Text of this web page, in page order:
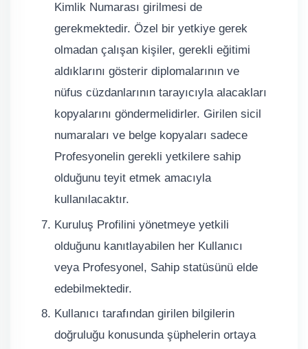
Kimlik Numarası girilmesi de
gerekmektedir. Özel bir yetkiye gerek
olmadan çalışan kişiler, gerekli eğitimi
aldıklarını gösterir diplomalarının ve
nüfus cüzdanlarının tarayıcıyla alacakları
kopyalarını göndermelidirler. Girilen sicil
numaraları ve belge kopyaları sadece
Profesyonelin gerekli yetkilere sahip
olduğunu teyit etmek amacıyla
kullanılacaktır.
Kuruluş Profilini yönetmeye yetkili
olduğunu kanıtlayabilen her Kullanıcı
veya Profesyonel, Sahip statüsünü elde
edebilmektedir.
Kullanıcı tarafından girilen bilgilerin
doğruluğu konusunda şüphelerin ortaya